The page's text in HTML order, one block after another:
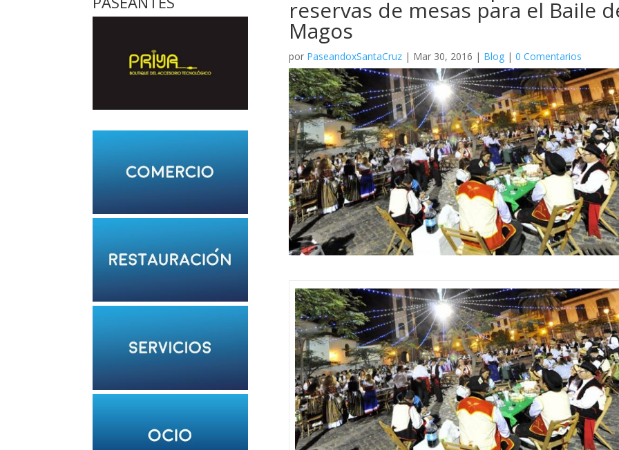
reservas de mesas para el Baile
Magos
por PaseandoxSantaCruz| Mar 30, 2016 | Blog| 0 Comentarios